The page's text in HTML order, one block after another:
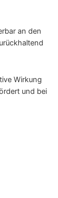
an den
Wirkung
und bei